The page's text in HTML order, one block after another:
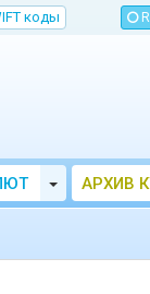
коды
ToggleАРХИВ